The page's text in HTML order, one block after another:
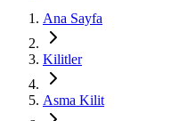
Ana Sayfa
Kilitler
Asma Kilit